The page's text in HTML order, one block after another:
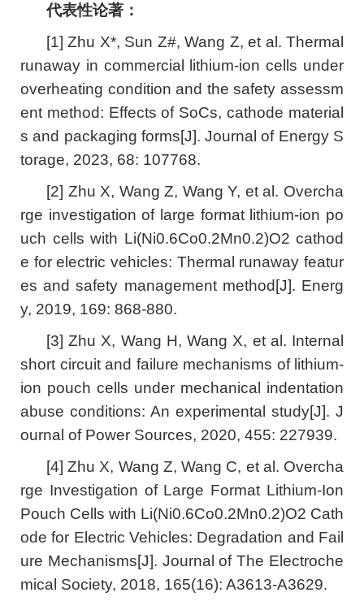
代表性论著：
[1] Zhu X*, Sun Z#, Wang Z, et al. Thermal
runaway in commercial lithium-ion cells under
overheating condition and the safety assessm
ent method: Effects of SoCs, cathode material
s and packaging forms[J]. Journal of Energy S
torage, 2023, 68: 107768.
[2] Zhu X, Wang Z, Wang Y, et al. Overcha
rge investigation of large format lithium-ion po
uch cells with Li(Ni0.6Co0.2Mn0.2)O2 cathod
e for electric vehicles: Thermal runaway featur
es and safety management method[J]. Energ
y, 2019, 169: 868-880.
[3] Zhu X, Wang H, Wang X, et al. Internal
short circuit and failure mechanisms of lithium-
ion pouch cells under mechanical indentation
abuse conditions: An experimental study[J]. J
ournal of Power Sources, 2020, 455: 227939.
[4] Zhu X, Wang Z, Wang C, et al. Overcha
rge Investigation of Large Format Lithium-Ion
Pouch Cells with Li(Ni0.6Co0.2Mn0.2)O2 Cath
ode for Electric Vehicles: Degradation and Fail
ure Mechanisms[J]. Journal of The Electroche
mical Society, 2018, 165(16): A3613-A3629.